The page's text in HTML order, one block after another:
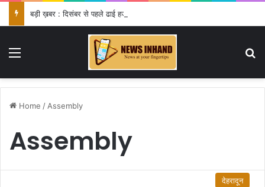
बड़ी ख़बर : दिसंबर से पहले ढाई हजार से अधिक पदों के लिए भरे जाएंगे फार्म
Menu
Home / Assembly
Assembly
देहरादून